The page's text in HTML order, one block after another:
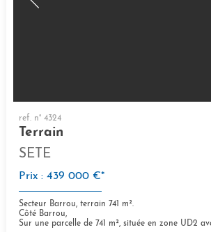
ref. n° 4324
Terrain
SETE
Prix : 439 000 €*
Secteur Barrou, terrain 741 m².
Côté Barrou,
Sur une parcelle de 741 m², située en zone UD2 avec une emprise au sol